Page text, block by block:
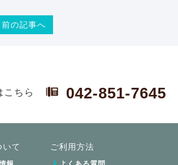
前の記事へ
こちら 042-851-7645
いて ご利用方法